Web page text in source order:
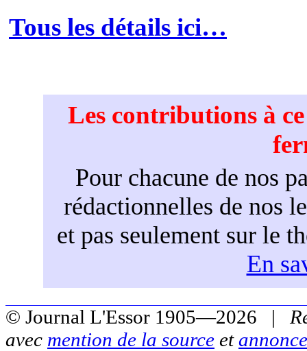
Tous les détails ici…
Les contributions à
Pour chacune de nos
rédactionnelles de nos
et pas seulement sur le
En
© Journal L'Essor 1905—2026 |
avec mention de la source et